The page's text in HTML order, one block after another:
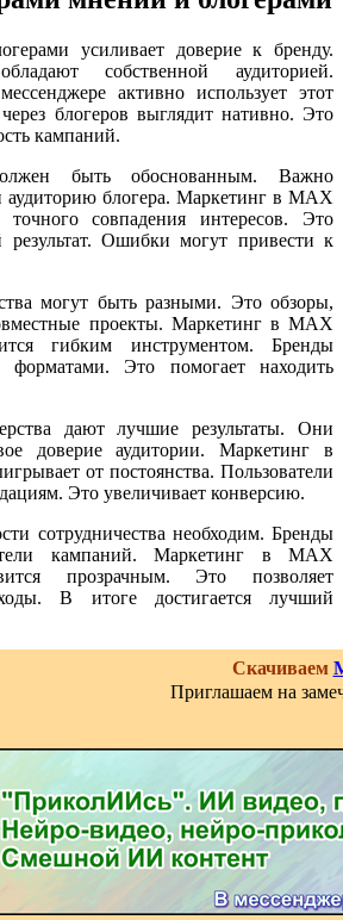
усиливает доверие к бренду.
собственной аудиторией.
активно использует этот
блогеров выглядит нативно. Это
кампаний.
быть обоснованным. Важно
аудиторию блогера. Маркетинг в MAX
точного совпадения интересов. Это
результат. Ошибки могут привести к
могут быть разными. Это обзоры,
проекты. Маркетинг в MAX
гибким инструментом. Бренды
форматами. Это помогает находить
дают лучшие результаты. Они
доверие аудитории. Маркетинг в
от постоянства. Пользователи
Это увеличивает конверсию.
сотрудничества необходим. Бренды
кампаний. Маркетинг в MAX
прозрачным. Это позволяет
В итоге достигается лучший
Скачиваем
Приглашаем на